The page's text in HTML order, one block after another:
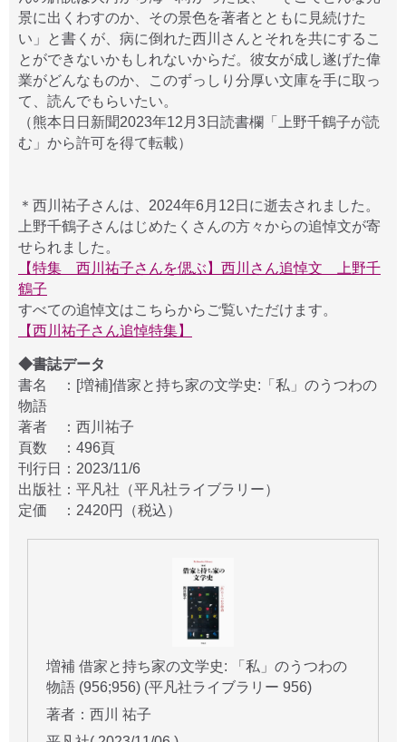
景に出くわすのか、その景色を著者とともに見続けた
い」と書くが、病に倒れた西川さんとそれを共にするこ
とができないかもしれないからだ。彼女が成し遂げた偉
業がどんなものか、このずっしり分厚い文庫を手に取っ
て、読んでもらいたい。
（熊本日日新聞2023年12月3日読書欄「上野千鶴子が読
む」から許可を得て転載）
＊西川祐子さんは、2024年6月12日に逝去されました。
上野千鶴子さんはじめたくさんの方々からの追悼文が寄
せられました。
【特集 西川祐子さんを偲ぶ】西川さん追悼文 上野千
鶴子
すべての追悼文はこちらからご覧いただけます。
【西川祐子さん追悼特集】
◆書誌データ
書名 ：[増補]借家と持ち家の文学史:「私」のうつわの
物語
著者 ：西川祐子
頁数 ：496頁
刊行日：2023/11/6
出版社：平凡社（平凡社ライブラリー）
定価 ：2420円（税込）
増補 借家と持ち家の文学史: 「私」のうつわの
物語 (956;956) (平凡社ライブラリー 956)
著者：西川 祐子